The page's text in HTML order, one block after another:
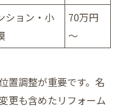
ション・小
70万円
～
置調整が重要です。名
更も含めたリフォーム